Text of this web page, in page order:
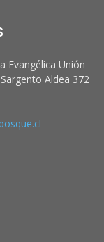
Evangélica Unión
Aldea 372